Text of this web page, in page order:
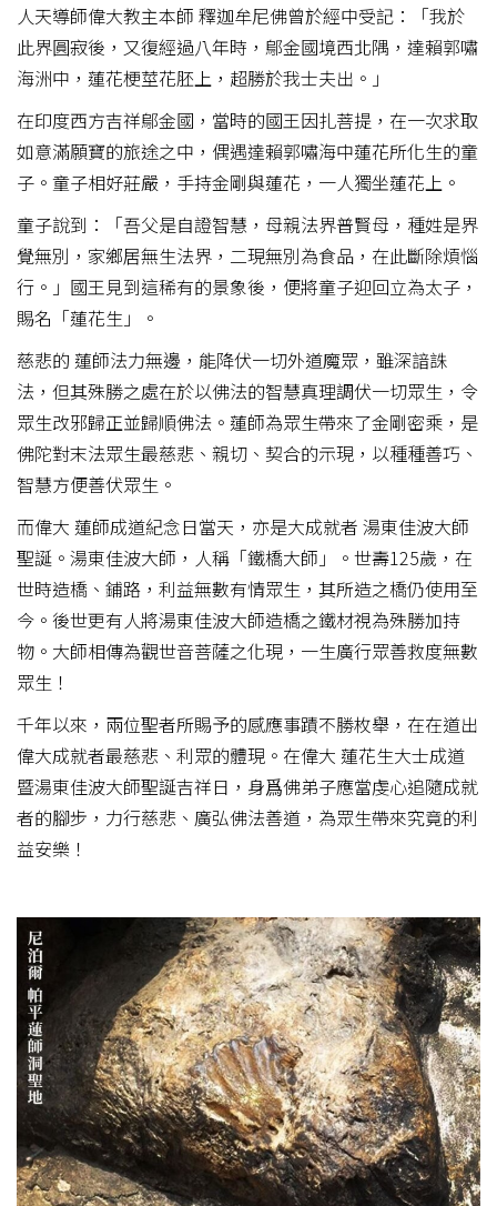
人天導師偉大教主本師 釋迦牟尼佛曾於經中受記：「我於
此界圓寂後，又復經過八年時，鄔金國境西北隅，達賴郭嘯
海洲中，蓮花梗莖花胚上，超勝於我士夫出。」
在印度西方吉祥鄔金國，當時的國王因扎菩提，在一次求取
如意滿願寶的旅途之中，偶遇達賴郭嘯海中蓮花所化生的童
子。童子相好莊嚴，手持金剛與蓮花，一人獨坐蓮花上。
童子說到：「吾父是自證智慧，母親法界普賢母，種姓是界
覺無別，家鄉居無生法界，二現無別為食品，在此斷除煩惱
行。」國王見到這稀有的景象後，便將童子迎回立為太子，
賜名「蓮花生」。
慈悲的 蓮師法力無邊，能降伏一切外道魔眾，雖深諳誅
法，但其殊勝之處在於以佛法的智慧真理調伏一切眾生，令
眾生改邪歸正並歸順佛法。蓮師為眾生帶來了金剛密乘，是
佛陀對末法眾生最慈悲、親切、契合的示現，以種種善巧、
智慧方便善伏眾生。
而偉大 蓮師成道紀念日當天，亦是大成就者 湯東佳波大師
聖誕。湯東佳波大師，人稱「鐵橋大師」。世壽125歲，在
世時造橋、鋪路，利益無數有情眾生，其所造之橋仍使用至
今。後世更有人將湯東佳波大師造橋之鐵材視為殊勝加持
物。大師相傳為觀世音菩薩之化現，一生廣行眾善救度無數
眾生！
千年以來，兩位聖者所賜予的感應事蹟不勝枚舉，在在道出
偉大成就者最慈悲、利眾的體現。在偉大 蓮花生大士成道
暨湯東佳波大師聖誕吉祥日，身爲佛弟子應當虔心追隨成就
者的腳步，力行慈悲、廣弘佛法善道，為眾生帶來究竟的利
益安樂！